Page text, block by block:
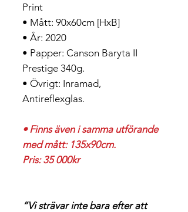
Print
• Mått: 90x60cm [HxB]
• År: 2020
• Papper: Canson Baryta II
Prestige 340g.
• Övrigt: Inramad,
Antireflexglas.
•Finns även i samma utförande
med mått: 135x90cm.
Pris: 35 000kr
”Vi strävar inte bara efter att